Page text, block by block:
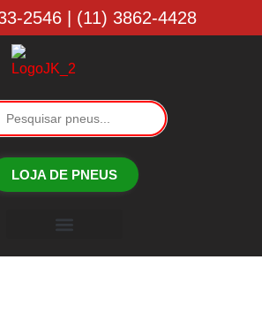
2546 | (11) 3862-4428
LOJA DE PNEUS